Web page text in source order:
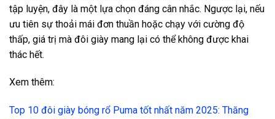
tập luyện, đây là một lựa chọn đáng cân nhắc. Ngược lại, nếu
ưu tiên sự thoải mái đơn thuần hoặc chạy với cường độ
thấp, giá trị mà đôi giày mang lại có thể không được khai
thác hết.
Xem thêm:
Top 10 đôi giày bóng rổ Puma tốt nhất năm 2025: Thăng